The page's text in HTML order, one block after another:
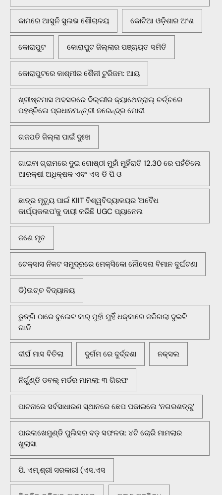
କାମରେ ଆସୁନି ସୁଲଭ ଶୌଚାଳୟ କୋଟିଆ ଓଡ଼ିଶାର ଅଂଶ
କୋରାପୁଟ କୋରାପୁଟ ଜିଲ୍ଲାର ପଞ୍ଚାୟତ ସମିତି
କୋରାପୁଟରେ କାଶ୍ମୀର ଶୈଳୀ ଟୁରିଜମ: ଆୟ
ଖ୍ରୀଷ୍ଟମାସ ଅବସରରେ ଦିଲ୍ଲୀର କ୍ୟାଥେଡ୍ରାଲ୍ ଚର୍ଚ୍ଚରେ
ପହଞ୍ଚିଲେ ପ୍ରଧାନମନ୍ତ୍ରୀ ନରେନ୍ଦ୍ର ମୋଦୀ
ଗଜପତି ଜିଲ୍ଲା ପାଇଁ ଦୁଃଖ
ଗାଇବା ଗ୍ରାମରେ ଦୁଇ ଗୋଷ୍ଠୀ ମୁହାଁ ମୁହିଁରାତି 12.30 ରେ ପହଁଚିଲେ
ଆରକ୍ଷୀ ଅଧିକ୍ଷକ ଏବଂ ଏସ ଡି ପି ଓ
ଛାତ୍ର ମୃତ୍ୟୁ ପାଇଁ KIIT ବିଶ୍ୱବିଦ୍ୟାଳୟର 'ଅବୈଧ
କାର୍ଯ୍ୟକଳାପ'କୁ ଦାୟୀ କରିଛି UGC ପ୍ୟାନେଲ
ଜଣେ ମୃତ
ଟେକ୍ସାସ ନିକଟ ସମୁଦ୍ରରେ ମେକ୍ସିକୋ ନୌସେନା ବିମାନ ଦୁର୍ଘଟଣା
ଡି)ଉଚ୍ଚ ବିଦ୍ୟାଳୟ
ଡୁଙ୍ଗି ଠାରେ ବୁଲେଟ କାର୍ ମୁହାଁ ମୁହିଁ ଧକ୍କାରେ ଜଳିଗଲା ଦୁଇଟି
ଗାଡି
ଦୀର୍ଘ ମାସ ବିତିଲା ଦୁର୍ଗମ ରେ ଦୁର୍ଦ୍ଦଶା ନକ୍ସଲ
ନିର୍ଗୁଣ୍ଡି ଡବଲ୍ ମର୍ଡର ମାମଲା: ୩ ଗିରଫ
ପାଟନାରେ ସର୍ବସାଧାରଣ ସ୍ଥାନରେ ଛେପ ପକାଇଲେ ‘ନଗରଶତ୍ରୁ’
ପାରଳାଖେମୁଣ୍ଡି ପୁଲିସର ବଡ଼ ସଫଳତା: ୪ଟି ଚୋରି ମାମଲାର
ଖୁଲାସା
ପି. ଏମ୍.ଶ୍ରୀ ସରକାରୀ (ଏସ.ଏସ